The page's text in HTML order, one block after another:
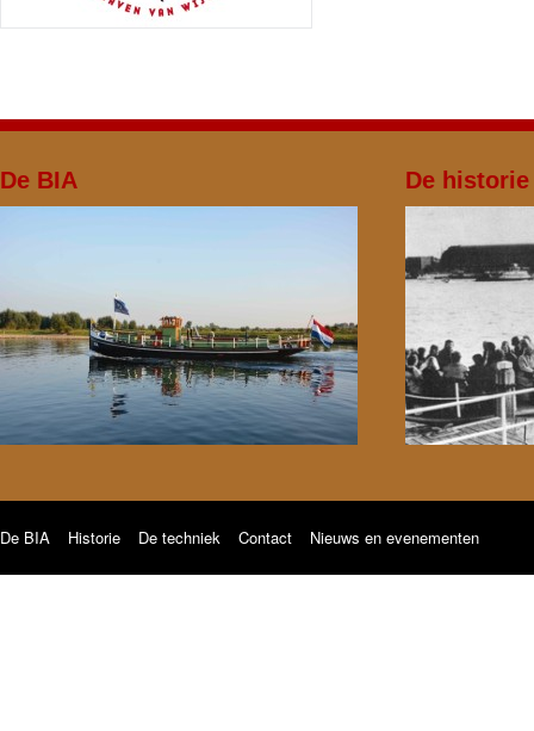
De BIA De historie
De BIA Historie De techniek Contact Nieuws en evenementen